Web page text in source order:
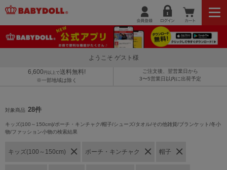
ようこそ ゲスト様
6,600 円以上で送料無料!
※一部地域は除く
ご注文後、翌営業日から
3〜5営業日以内に出荷予定
対象商品 28件
キッズ(100～150cm)/ポーチ・キンチャク/帽子/シューズ/タオル/その他雑貨/ブランケット/冬小
物/ファッション小物の検索結果
キッズ(100～150cm) ポーチ・キンチャク 帽子